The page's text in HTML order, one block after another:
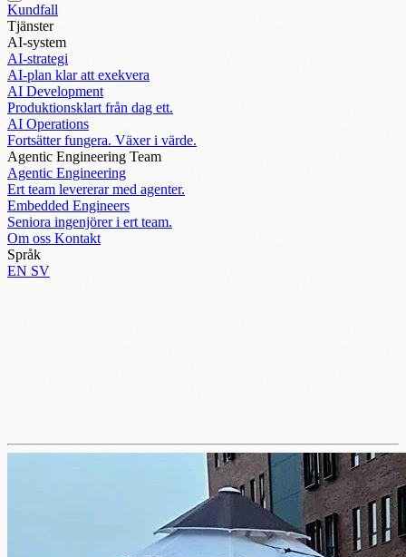
Kundfall
Tjänster
AI-system
AI-strategi
AI-plan klar att exekvera
AI Development
Produktionsklart från dag ett.
AI Operations
Fortsätter fungera. Växer i värde.
Agentic Engineering Team
Agentic Engineering
Ert team levererar med agenter.
Embedded Engineers
Seniora ingenjörer i ert team.
Om oss Kontakt
Språk
EN SV